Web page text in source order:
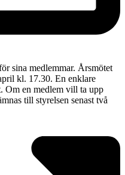
sina medlemmar. Årsmötet
kl. 17.30. En enklare
Om en medlem vill ta upp
till styrelsen senast två